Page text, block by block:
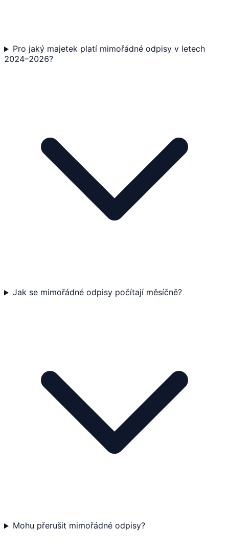
Pro jaký majetek platí mimořádné odpisy v letech
2024–2026?
Jak se mimořádné odpisy počítají měsíčně?
Mohu přerušit mimořádné odpisy?